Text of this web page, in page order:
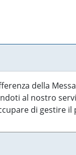
della
al nostro
di gestire il